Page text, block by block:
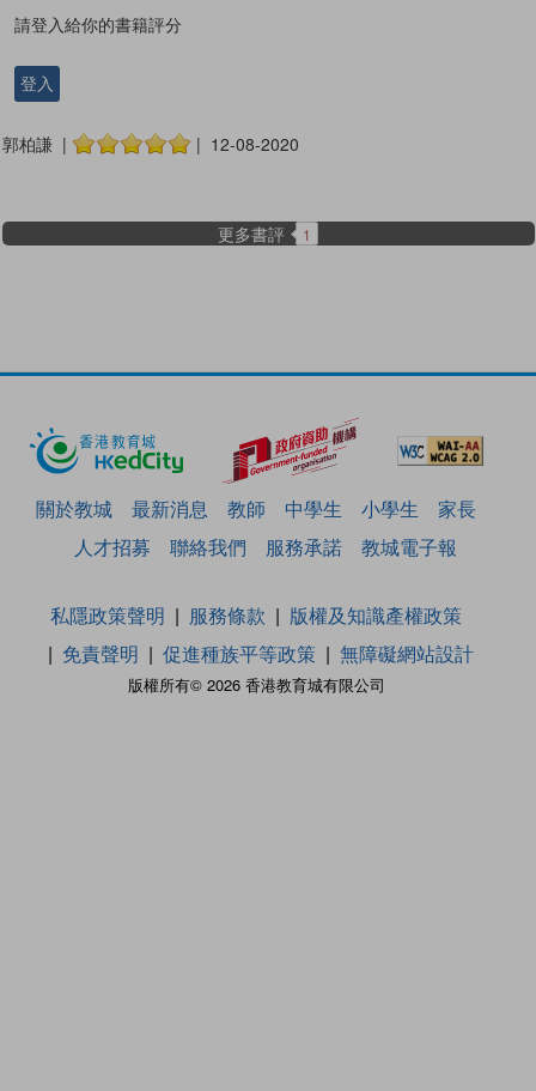
請登入給你的書籍評分
登入
郭柏謙 | | 12-08-2020
更多書評 1
關於教城 最新消息 教師 中學生 小學生
家長
人才招募
聯絡我們 服務承諾 教城電子報
版權所有© 2026 香港教育城有限公司
私隱政策聲明 服務條款
版權及知識產權政策
免責聲明
促進種族平等政策 無障礙網站設計